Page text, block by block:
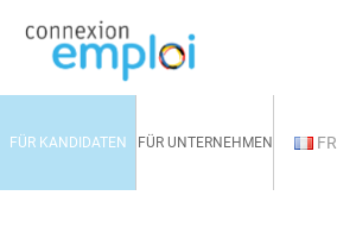
FÜR KANDIDATEN FÜR UNTERNEHMEN FR